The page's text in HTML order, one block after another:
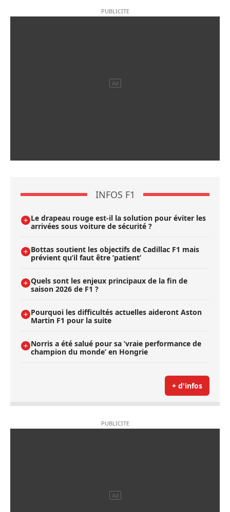
INFOS F1
Le drapeau rouge est-il la solution pour éviter les
arrivées sous voiture de sécurité ?
Bottas soutient les objectifs de Cadillac F1 mais
prévient qu’il faut être ’patient’
Quels sont les enjeux principaux de la fin de
saison 2026 de F1 ?
Pourquoi les difficultés actuelles aideront Aston
Martin F1 pour la suite
Norris a été salué pour sa ’vraie performance de
champion du monde’ en Hongrie
+ d'infos